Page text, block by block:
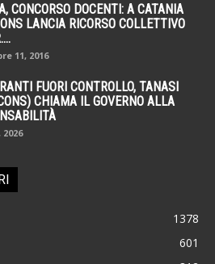
CONCORSO DOCENTI: A CATANIA
LANCIA RICORSO COLLETTIVO
11, 2016
FUORI CONTROLLO, TANASI
CHIAMA IL GOVERNO ALLA
1378
601